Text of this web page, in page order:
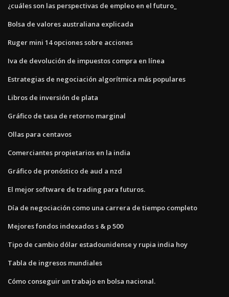
¿cuáles son las perspectivas de empleo en el futuro_
Bolsa de valores australiana explicada
Ruger mini 14 opciones sobre acciones
Iva de devolución de impuestos compra en línea
Estrategias de negociación algorítmica más populares
Libros de inversión de plata
Gráfico de tasa de retorno marginal
Ollas para centavos
Comerciantes propietarios en la india
Gráfico de pronóstico de aud a nzd
El mejor software de trading para futuros.
Día de negociación como una carrera de tiempo completo
Mejores fondos indexados s & p 500
Tipo de cambio dólar estadounidense y rupia india hoy
Tabla de ingresos mundiales
Cómo conseguir un trabajo en bolsa nacional.